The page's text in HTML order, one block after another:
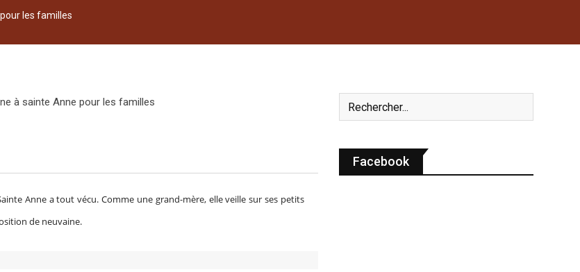
les familles
Anne a tout vécu. Comme une grand-mère, elle veille sur ses petits
de neuvaine.
Facebook